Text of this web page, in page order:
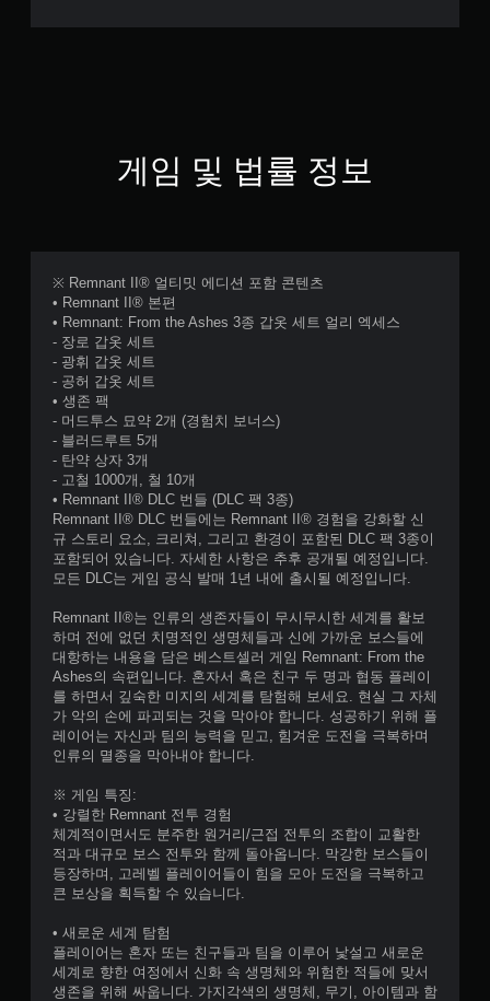
게임 및 법률 정보
※ Remnant II® 얼티밋 에디션 포함 콘텐츠
• Remnant II® 본편
• Remnant: From the Ashes 3종 갑옷 세트 얼리 엑세스
- 장로 갑옷 세트
- 광휘 갑옷 세트
- 공허 갑옷 세트
• 생존 팩
- 머드투스 묘약 2개 (경험치 보너스)
- 블러드루트 5개
- 탄약 상자 3개
- 고철 1000개, 철 10개
• Remnant II® DLC 번들 (DLC 팩 3종)
Remnant II® DLC 번들에는 Remnant II® 경험을 강화할 신
규 스토리 요소, 크리쳐, 그리고 환경이 포함된 DLC 팩 3종이
포함되어 있습니다. 자세한 사항은 추후 공개될 예정입니다.
모든 DLC는 게임 공식 발매 1년 내에 출시될 예정입니다.
Remnant II®는 인류의 생존자들이 무시무시한 세계를 활보
하며 전에 없던 치명적인 생명체들과 신에 가까운 보스들에
대항하는 내용을 담은 베스트셀러 게임 Remnant: From the
Ashes의 속편입니다. 혼자서 혹은 친구 두 명과 협동 플레이
를 하면서 깊숙한 미지의 세계를 탐험해 보세요. 현실 그 자체
가 악의 손에 파괴되는 것을 막아야 합니다. 성공하기 위해 플
레이어는 자신과 팀의 능력을 믿고, 힘겨운 도전을 극복하며
인류의 멸종을 막아내야 합니다.
※ 게임 특징:
• 강렬한 Remnant 전투 경험
체계적이면서도 분주한 원거리/근접 전투의 조합이 교활한
적과 대규모 보스 전투와 함께 돌아옵니다. 막강한 보스들이
등장하며, 고레벨 플레이어들이 힘을 모아 도전을 극복하고
큰 보상을 획득할 수 있습니다.
• 새로운 세계 탐험
플레이어는 혼자 또는 친구들과 팀을 이루어 낯설고 새로운
세계로 향한 여정에서 신화 속 생명체와 위험한 적들에 맞서
생존을 위해 싸웁니다. 가지각색의 생명체, 무기, 아이템과 함